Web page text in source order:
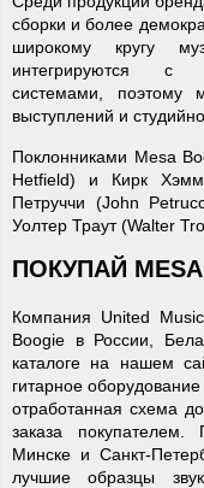
сборки и более
широкому кругу
интегрируются с
системами, поэтому
выступлений и
Поклонниками Mesa
Hetfield) и Кирк
Петруччи (John
Уолтер Траут (Walter
ПОКУПАЙ MESA
Компания United
Boogie в России,
каталоге на нашем
гитарное
отработанная схема
заказа
Минске и Санкт-
лучшие образцы